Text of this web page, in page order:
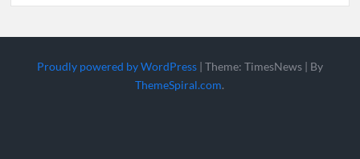
Proudly powered by WordPress | Theme: TimesNews | By
ThemeSpiral.com.